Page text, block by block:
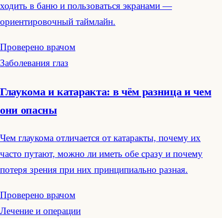
ходить в баню и пользоваться экранами —
ориентировочный таймлайн.
Проверено врачом
Заболевания глаз
Глаукома и катаракта: в чём разница и чем
они опасны
Чем глаукома отличается от катаракты, почему их
часто путают, можно ли иметь обе сразу и почему
потеря зрения при них принципиально разная.
Проверено врачом
Лечение и операции